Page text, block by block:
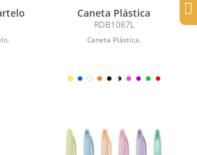
Caneta Plástica
RDB1087L
Caneta Plástica.